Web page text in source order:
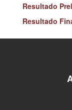
Resultado
Resultado